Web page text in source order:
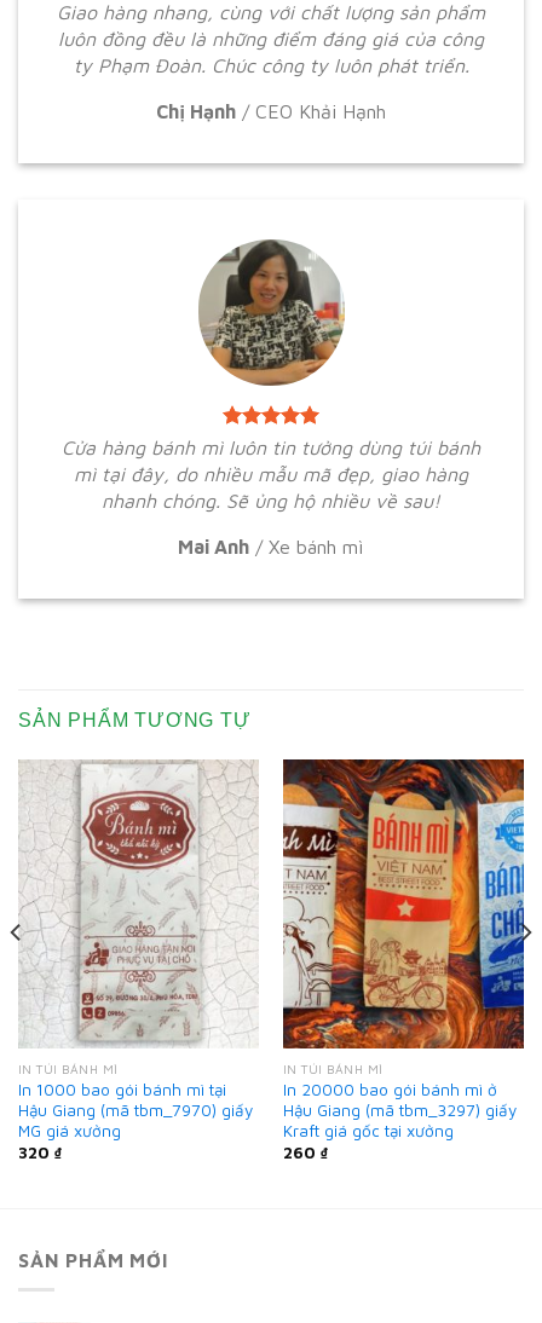
Giao hàng nhang, cùng với chất lượng sản phẩm
luôn đồng đều là những điểm đáng giá của công
ty Phạm Đoàn. Chúc công ty luôn phát triển.
Chị Hạnh / CEO Khải Hạnh
Cửa hàng bánh mì luôn tin tưởng dùng túi bánh
mì tại đây, do nhiều mẫu mã đẹp, giao hàng
nhanh chóng. Sẽ ủng hộ nhiều về sau!
Mai Anh / Xe bánh mì
SẢN PHẨM TƯƠNG TỰ
IN TÚI BÁNH MÌ
In 1000 bao gói bánh mì tại
Hậu Giang (mã tbm_7970) giấy
MG giá xưởng
320 ₫
IN TÚI BÁNH MÌ
In 20000 bao gói bánh mì ở
Hậu Giang (mã tbm_3297) giấy
Kraft giá gốc tại xưởng
260 ₫
SẢN PHẨM MỚI